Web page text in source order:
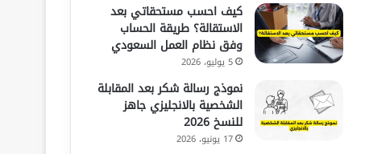
كيف احسب مستحقاتي بعد
الاستقالة؟ طريقة الحساب
وفق نظام العمل السعودي
5 يوليو، 2026
نموذج رسالة شكر بعد المقابلة
الشخصية بالانجليزي جاهز
للنسخ 2026
17 يونيو، 2026